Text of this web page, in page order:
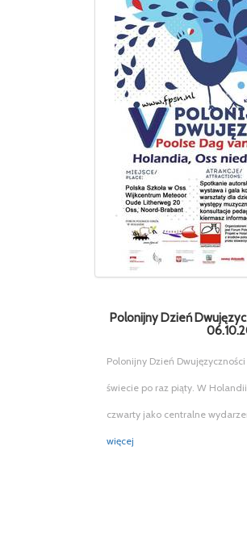
Polonijny Dzień
Polonijny Dzień
świecie po raz piąty. W
czwarty jako centralne
więcej